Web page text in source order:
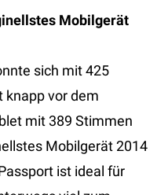
Mobilgerät
sich mit 425
knapp vor dem
mit 389 Stimmen
Mobilgerät 2014
ist ideal für